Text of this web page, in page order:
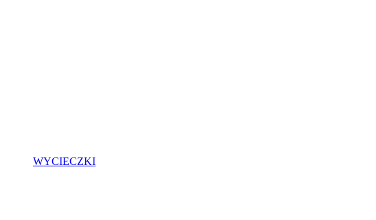
WYCIECZKI